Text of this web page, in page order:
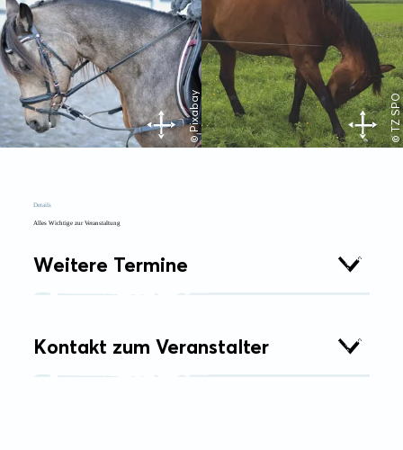
© Pixabay © TZ SPO
Details
Alles Wichtige zur Veranstaltung
Weitere Termine
Kontakt zum Veranstalter